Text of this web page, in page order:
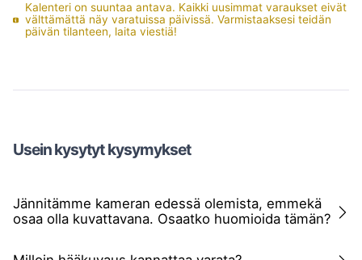
Kalenteri on suuntaa antava. Kaikki uusimmat varaukset eivät
välttämättä näy varatuissa päivissä. Varmistaaksesi teidän
päivän tilanteen, laita viestiä!
Usein kysytyt kysymykset
Jännitämme kameran edessä olemista, emmekä
osaa olla kuvattavana. Osaatko huomioida tämän?